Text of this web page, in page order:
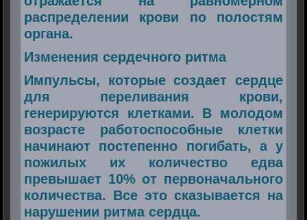
распределении крови по полостям
органа.
Изменения сердечного ритма
Импульсы, которые создает сердце
для переливания крови,
генерируются клетками. В молодом
возрасте работоспособные клетки
начинают постепенно погибать, а у
пожилых их количество едва
превышает 10% от первоначального
количества. Все это сказывается на
нарушении ритма сердца.